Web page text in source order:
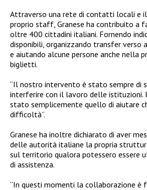
Attraverso una rete di contatti locali e
proprio staff, Granese ha contribuito a
oltre 400 cittadini italiani. Fornendo
disponibili, organizzando transfer verso
e aiutando alcune persone anche nella
biglietti.
“Il nostro intervento è stato sempre di
interferire con il lavoro delle
stato semplicemente quello di aiutare
difficoltà”.
Granese ha inoltre dichiarato di aver
delle autorità italiane la propria
sul territorio qualora potessero essere
di assistenza.
“In questi momenti la collaborazione è